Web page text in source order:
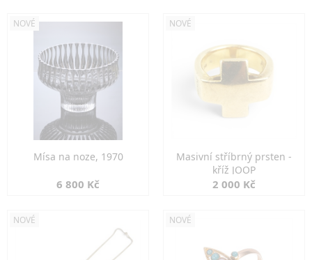
NOVÉ
Mísa na noze, 1970
6 800 Kč
NOVÉ
Masivní stříbrný prsten -
kříž JOOP
2 000 Kč
NOVÉ NOVÉ